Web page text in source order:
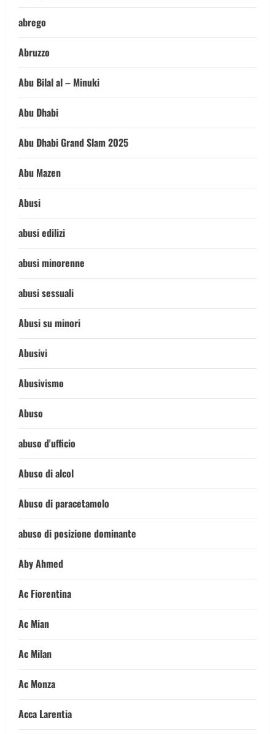
abrego
Abruzzo
Abu Bilal al – Minuki
Abu Dhabi
Abu Dhabi Grand Slam 2025
Abu Mazen
Abusi
abusi edilizi
abusi minorenne
abusi sessuali
Abusi su minori
Abusivi
Abusivismo
Abuso
abuso d'ufficio
Abuso di alcol
Abuso di paracetamolo
abuso di posizione dominante
Aby Ahmed
Ac Fiorentina
Ac Mian
Ac Milan
Ac Monza
Acca Larentia